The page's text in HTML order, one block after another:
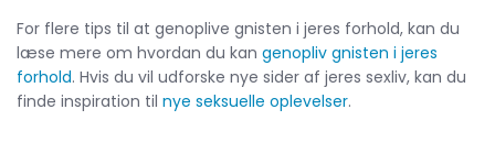
For flere tips til at genoplive gnisten i jeres forhold, kan du
læse mere om hvordan du kan genopliv gnisten i jeres
forhold. Hvis du vil udforske nye sider af jeres sexliv, kan du
finde inspiration til nye seksuelle oplevelser.